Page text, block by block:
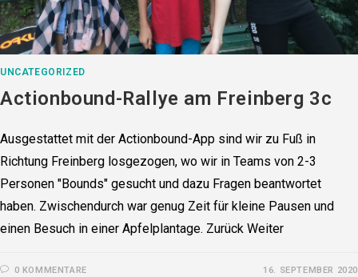
UNCATEGORIZED
Actionbound-Rallye am Freinberg 3c
Ausgestattet mit der Actionbound-App sind wir zu Fuß in
Richtung Freinberg losgezogen, wo wir in Teams von 2-3
Personen "Bounds" gesucht und dazu Fragen beantwortet
haben. Zwischendurch war genug Zeit für kleine Pausen und
einen Besuch in einer Apfelplantage. Zurück Weiter
0 KOMMENTARE 16. SEPTEMBER 2020